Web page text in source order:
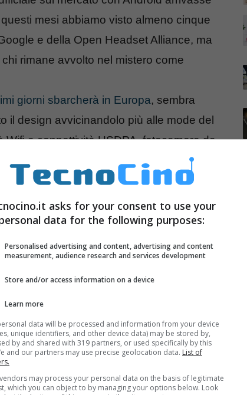
questi mesi abbiamo visto almeno cinque
e della Open Headset Alliance, ma
chi rimane avvolto nel mistero come
giorni sbarcherà in Europa, sembra
il design avvicinandolo più alle mode del
e connettività HSDPA, fotocamera da
forse
asks for your consent to use your
data for the following purposes:
Personalised advertising and content, advertising and content
measurement, audience research and services development
Store and/or access information on a device
Learn more
data will be processed and information from your device
unique identifiers, and other device data) may be stored by,
by and shared with 319 partners, or used specifically by this
and our partners may use precise geolocation data. List of
may process your personal data on the basis of legitimate
which you can object to by managing your options below. Look